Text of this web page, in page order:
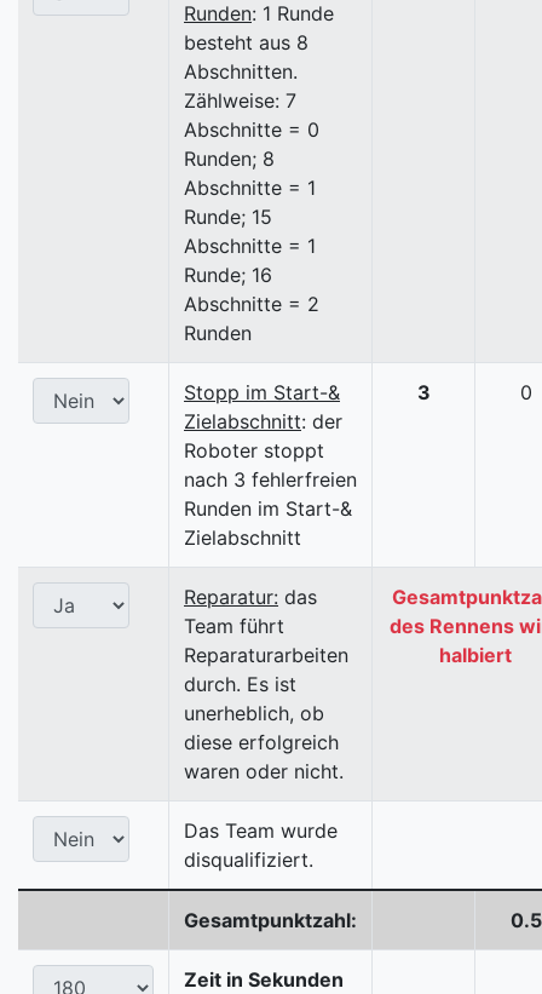
Runden: 1 Runde
besteht aus 8
Abschnitten.
Zählweise: 7
Abschnitte = 0
Runden; 8
Abschnitte = 1
Runde; 15
Abschnitte = 1
Runde; 16
Abschnitte = 2
Runden
Stopp im Start-&
Zielabschnitt: der
Roboter stoppt
nach 3 fehlerfreien
Runden im Start-&
Zielabschnitt
3 0
Reparatur: das
Team führt
Reparaturarbeiten
durch. Es ist
unerheblich, ob
diese erfolgreich
waren oder nicht.
des Rennens
halbiert
Das Team wurde
disqualifiziert.
Gesamtpunktzahl: 0.5
Zeit in Sekunden